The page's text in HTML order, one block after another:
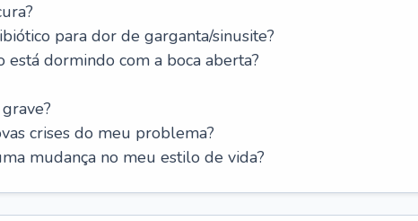
para dor de garganta/sinusite?
dormindo com a boca aberta?
crises do meu problema?
mudança no meu estilo de vida?